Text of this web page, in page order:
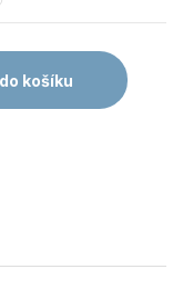
košíku